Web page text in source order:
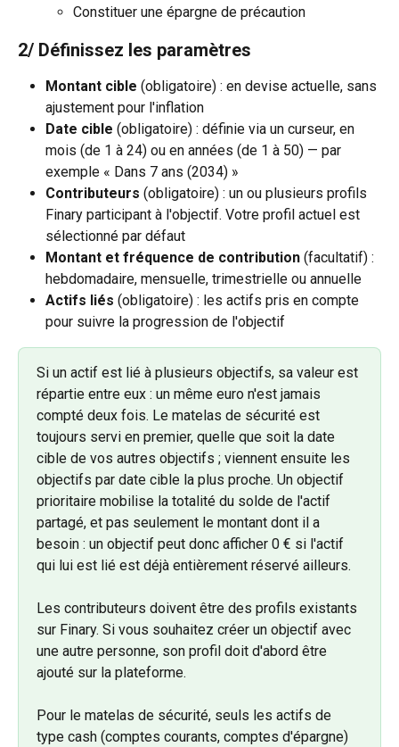
Constituer une épargne de précaution
2/ Définissez les paramètres
Montant cible (obligatoire) : en devise actuelle, sans
ajustement pour l'inflation
Date cible (obligatoire) : définie via un curseur, en
mois (de 1 à 24) ou en années (de 1 à 50) — par
exemple « Dans 7 ans (2034) »
Contributeurs (obligatoire) : un ou plusieurs profils
Finary participant à l'objectif. Votre profil actuel est
sélectionné par défaut
Montant et fréquence de contribution (facultatif) :
hebdomadaire, mensuelle, trimestrielle ou annuelle
Actifs liés (obligatoire) : les actifs pris en compte
pour suivre la progression de l'objectif
Si un actif est lié à plusieurs objectifs, sa valeur est
répartie entre eux : un même euro n'est jamais
compté deux fois. Le matelas de sécurité est
toujours servi en premier, quelle que soit la date
cible de vos autres objectifs ; viennent ensuite les
objectifs par date cible la plus proche. Un objectif
prioritaire mobilise la totalité du solde de l'actif
partagé, et pas seulement le montant dont il a
besoin : un objectif peut donc afficher 0 € si l'actif
qui lui est lié est déjà entièrement réservé ailleurs.
Les contributeurs doivent être des profils existants
sur Finary. Si vous souhaitez créer un objectif avec
une autre personne, son profil doit d'abord être
ajouté sur la plateforme.
Pour le matelas de sécurité, seuls les actifs de
type cash (comptes courants, comptes d'épargne)